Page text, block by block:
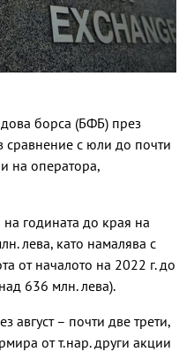
борса (БФБ) през
сравнение с юли до почти
на оператора,
годината до края на
лева, като намалява с
от началото на 2022 г. до
636 млн. лева).
август – почти две трети,
от т.нар. други акции